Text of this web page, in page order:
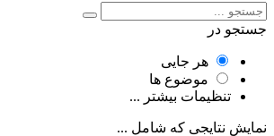
جستجو در
هر جایی
موضوع ها
تنظیمات بیشتر ...
نمایش نتایجی که شامل ...